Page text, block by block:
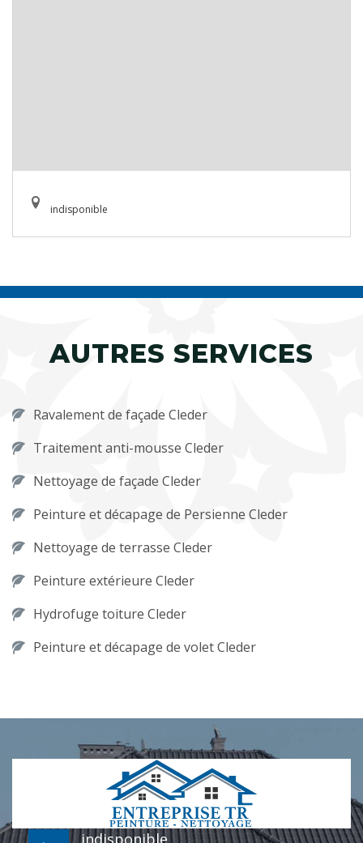
indisponible
AUTRES SERVICES
Ravalement de façade Cleder
Traitement anti-mousse Cleder
Nettoyage de façade Cleder
Peinture et décapage de Persienne Cleder
Nettoyage de terrasse Cleder
Peinture extérieure Cleder
Hydrofuge toiture Cleder
Peinture et décapage de volet Cleder